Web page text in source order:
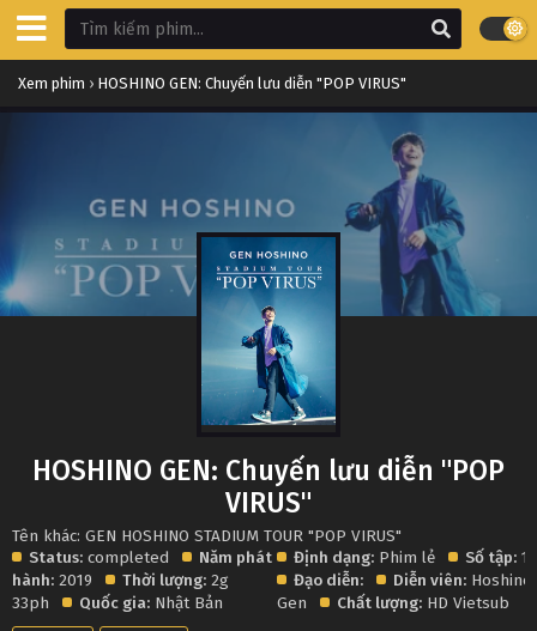
Xem phim › HOSHINO GEN: Chuyến lưu diễn "POP VIRUS"
HOSHINO GEN: Chuyến lưu diễn "POP
VIRUS"
Tên khác: GEN HOSHINO STADIUM TOUR "POP VIRUS"
Status: completed
Năm phát
hành: 2019 Thời lượng: 2g
33ph
Quốc gia: Nhật Bản
Định dạng: Phim lẻ Số tập: 1
Đạo diễn:
Diễn viên: Hoshino
Gen
Chất lượng: HD Vietsub